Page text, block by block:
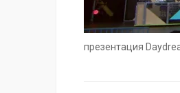
презентация